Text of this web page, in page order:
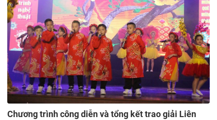
Chương trình công diễn và tổng kết trao giải Liên